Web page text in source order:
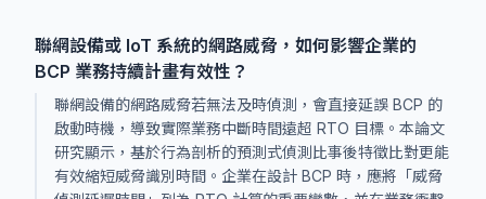
聯網設備或 IoT 系統的網路威脅，如何影響企業的
BCP 業務持續計畫有效性？
聯網設備的網路威脅若無法及時偵測，會直接延誤 BCP 的
啟動時機，導致實際業務中斷時間遠超 RTO 目標。本論文
研究顯示，基於行為剖析的預測式偵測比事後特徵比對更能
有效縮短威脅識別時間。企業在設計 BCP 時，應將「威脅